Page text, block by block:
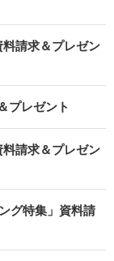
請求＆プレゼン
プレゼント
請求＆プレゼン
グ特集」資料請